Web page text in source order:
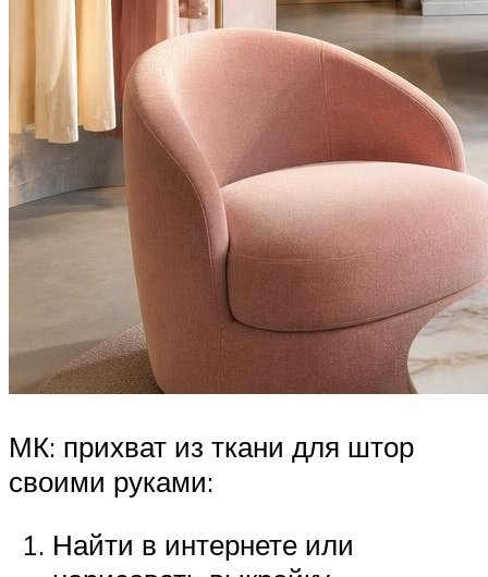
МК: прихват из ткани для штор
своими руками:
Найти в интернете или